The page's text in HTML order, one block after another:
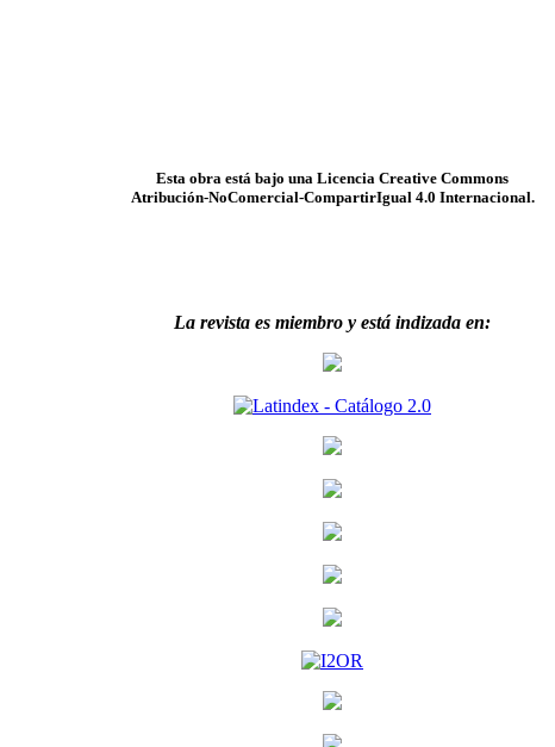
Esta obra está bajo una Licencia Creative Commons
Atribución-NoComercial-CompartirIgual 4.0 Internacional.
La revista es miembro y está indizada en: